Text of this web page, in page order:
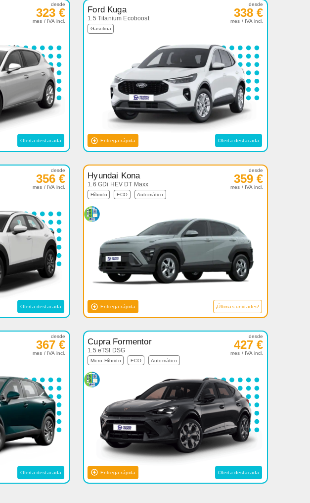
desde
323 €
mes / IVA incl.
Oferta destacada
Ford Kuga
1.5 Titanium Ecoboost
Gasolina
desde
338 €
mes / IVA incl.
Entrega rápida Oferta destacada
desde
356 €
mes / IVA incl.
Oferta destacada
Hyundai Kona
1.6 GDi HEV DT Maxx
Híbrido ECO Automático
desde
359 €
mes / IVA incl.
Entrega rápida ¡Últimas unidades!
desde
367 €
mes / IVA incl.
Oferta destacada
Cupra Formentor
1.5 eTSI DSG
Micro-Híbrido ECO Automático
desde
427 €
mes / IVA incl.
Entrega rápida Oferta destacada